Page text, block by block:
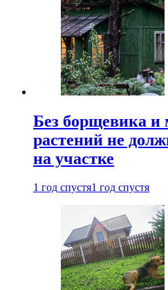
Без борщевика
растений не
на участке
1 год спустя1 год спустя